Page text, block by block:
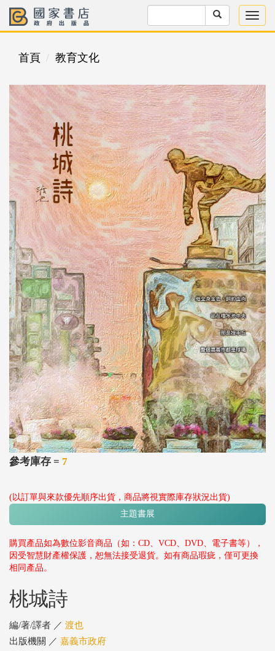
首頁 教育文化
參考庫存 = 7
(以訂單與來款優先順序出貨，商品將視實際庫存狀況出貨)
主題書展
購買產品如為數位影音商品（如：CD、VCD、DVD、電子書等），
因受智慧財產權保護，恕無法接受退貨。如有商品瑕疵，僅可更換
相同產品。
桃城詩
編/著/譯者 ／ 渡也
出版機關 ／ 嘉義市政府